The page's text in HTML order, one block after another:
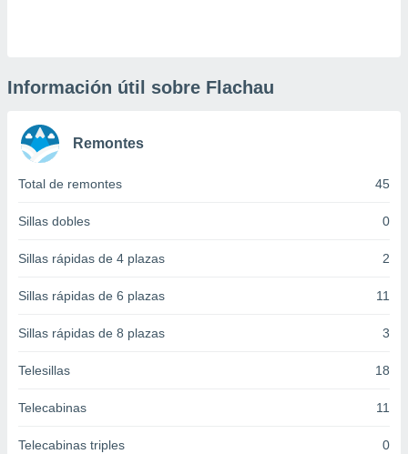
únicos
similares
como
de
en
a lo que
su
Información útil sobre Flachau
Remontes
Total de remontes 45
Sillas dobles 0
Sillas rápidas de 4 plazas 2
Sillas rápidas de 6 plazas 11
Sillas rápidas de 8 plazas 3
Telesillas 18
Telecabinas 11
Telecabinas triples 0